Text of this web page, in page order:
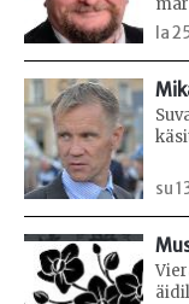
la
su